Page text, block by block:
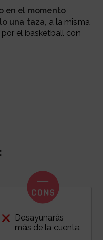
en el momento
una taza, a la misma
el basketball con
Desayunarás
más de la cuenta